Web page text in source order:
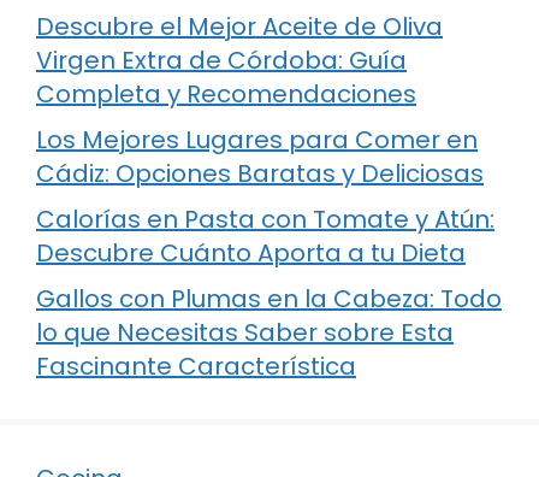
Descubre el Mejor Aceite de Oliva
Virgen Extra de Córdoba: Guía
Completa y Recomendaciones
Los Mejores Lugares para Comer en
Cádiz: Opciones Baratas y Deliciosas
Calorías en Pasta con Tomate y Atún:
Descubre Cuánto Aporta a tu Dieta
Gallos con Plumas en la Cabeza: Todo
lo que Necesitas Saber sobre Esta
Fascinante Característica